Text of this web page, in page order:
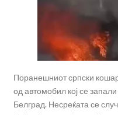
Поранешниот српски
од автомобил кој се
Белград. Несреќата се